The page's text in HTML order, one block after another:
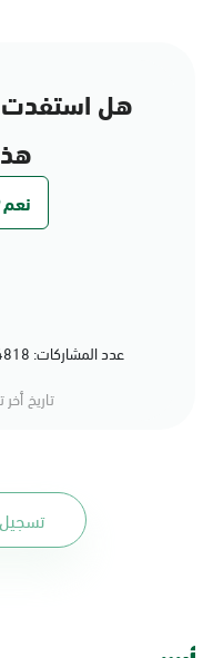
هل
عدد المشاركات: 4818 مشاركة (74%) أعجبهم المحتوى
تاريخ